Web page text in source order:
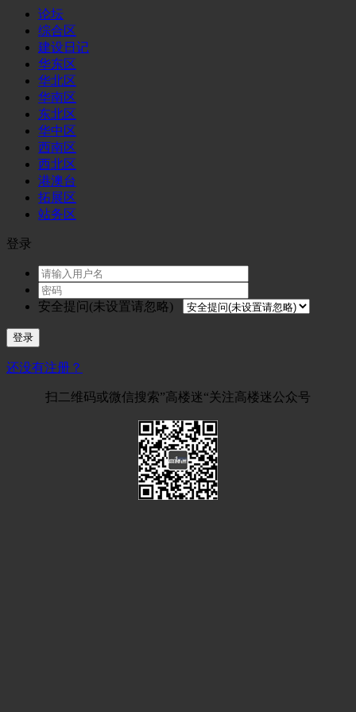
论坛
综合区
建设日记
华东区
华北区
华南区
东北区
华中区
西南区
西北区
港澳台
拓展区
站务区
登录
安全提问(未设置请忽略)
登录
还没有注册？
扫二维码或微信搜索”高楼迷“关注高楼迷公众号